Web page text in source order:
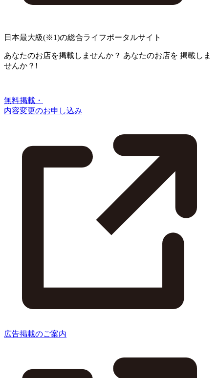
日本最大級(※1)の総合ライフポータルサイト
あなたのお店を掲載しませんか？ あなたのお店を 掲載しま
せんか？!
無料掲載・
内容変更のお申し込み
広告掲載のご案内